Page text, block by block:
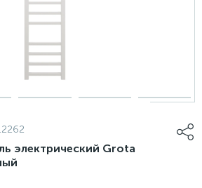
электрический Grota